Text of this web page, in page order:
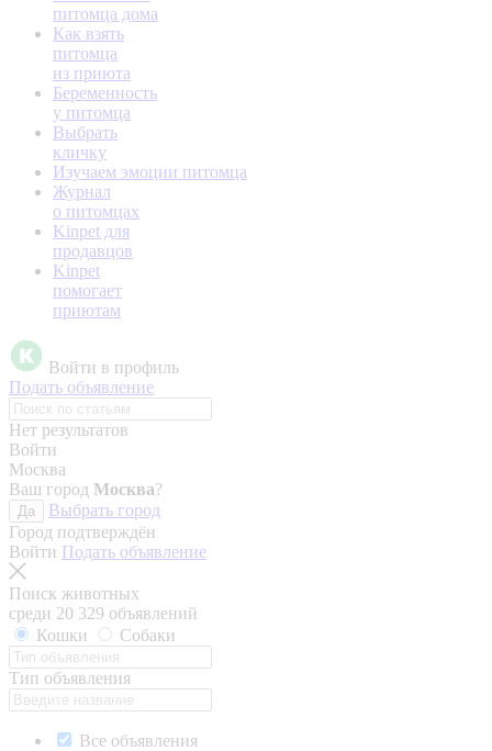
питомца дома
Как взять
питомца
из приюта
Беременность
у питомца
Выбрать
кличку
Изучаем эмоции питомца
Журнал
о питомцах
Kinpet для
продавцов
Kinpet
помогает
приютам
Войти в профиль
Подать объявление
Нет результатов
Войти
Москва
Ваш город Москва?
Да
Выбрать город
Город подтверждён
Войти Подать объявление
Поиск животных
среди 20 329 объявлений
Кошки
Собаки
Тип объявления
Все объявления